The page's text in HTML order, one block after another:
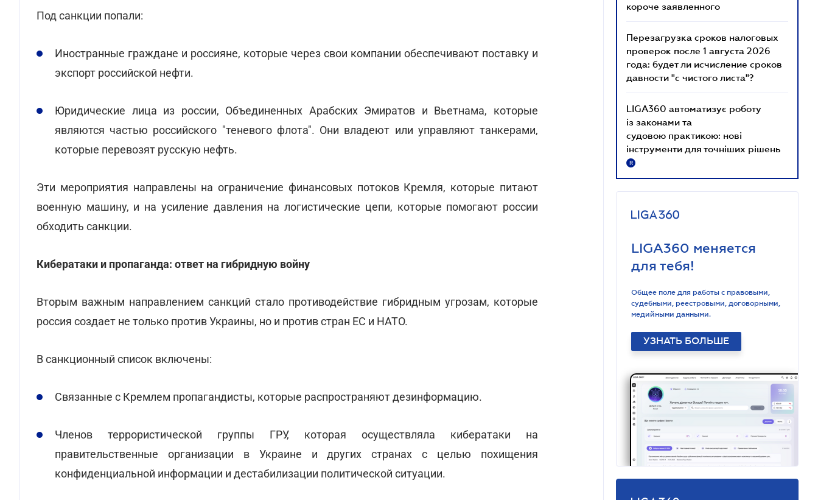
Под санкции попали:
Иностранные граждане и россияне, которые через свои компании обеспечивают поставку и
экспорт российской нефти.
Юридические лица из россии, Объединенных Арабских Эмиратов и Вьетнама, которые
являются частью российского "теневого флота". Они владеют или управляют танкерами,
которые перевозят русскую нефть.
Эти мероприятия направлены на ограничение финансовых потоков Кремля, которые питают
военную машину, и на усиление давления на логистические цепи, которые помогают россии
обходить санкции.
Кибератаки и пропаганда: ответ на гибридную войну
Вторым важным направлением санкций стало противодействие гибридным угрозам, которые
россия создает не только против Украины, но и против стран ЕС и НАТО.
В санкционный список включены:
Связанные с Кремлем пропагандисты, которые распространяют дезинформацию.
Членов террористической группы ГРУ, которая осуществляла кибератаки на
правительственные организации в Украине и других странах с целью похищения
конфиденциальной информации и дестабилизации политической ситуации.
короче заявленного
Перезагрузка сроков налоговых
проверок после 1 августа 2026
года: будет ли исчисление сроков
давности "с чистого листа"?
LIGA360 автоматизує роботу
із законами та
судовою практикою: нові
інструменти для точніших рішень
R
LIGA360 меняется
для тебя!
Общее поле для работы с правовыми,
судебными, реестровыми, договорными,
медийными данными.
УЗНАТЬ БОЛЬШЕ